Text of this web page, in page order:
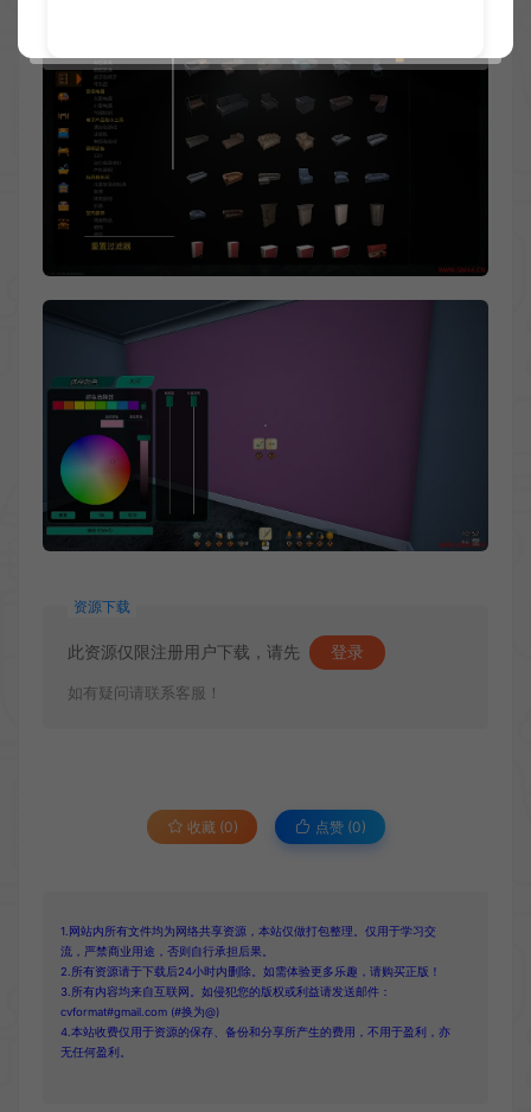
资源下载
此资源仅限注册用户下载，请先 登录
如有疑问请联系客服！
收藏 (0) 点赞 (0)
1.网站内所有文件均为网络共享资源，本站仅做打包整理。仅用于学习交
流，严禁商业用途，否则自行承担后果。
2.所有资源请于下载后24小时内删除。如需体验更多乐趣，请购买正版！
3.所有内容均来自互联网。如侵犯您的版权或利益请发送邮件：
cvformat#gmail.com (#换为@)
4.本站收费仅用于资源的保存、备份和分享所产生的费用，不用于盈利，亦
无任何盈利。